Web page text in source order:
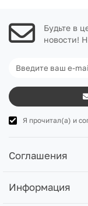
Будьте в
новости!
Я прочитал(а) и
Соглашения
Информация